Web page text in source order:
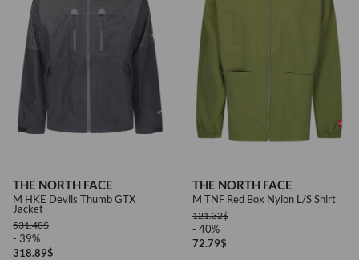
THE NORTH FACE
M HKE Devils Thumb GTX
Jacket
531.48$
- 39%
318.89$
THE NORTH FACE
M TNF Red Box Nylon L/S Shirt
121.32$
- 40%
72.79$